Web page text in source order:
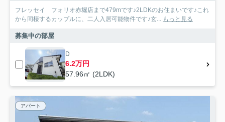
フレッセイ フォリオ赤堀店まで479mです♪2LDKのお住まいです♪これ
から同棲するカップルに、二人入居可能物件です♪玄... もっと見る
募集中の部屋
D
6.2万円
57.96㎡ (2LDK)
アパート